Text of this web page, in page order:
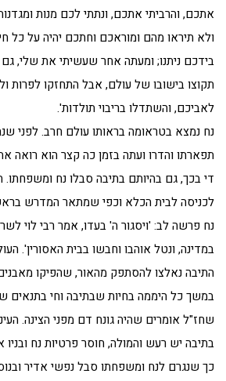
אתכם, והרביתי אתכם, ונתתי לכם מנות
ולא תיראו מהם ומוראכם וחתכם יהיה על כל
בידכם ניתנו; ומעתה אחר שעשיתי את שלי,
תקוצו בישובו של עולם, אבל התחזקו לפרות
לאביכם, והשתדלו בריבוי תולדות'.
נח נמצא בטראומה בראותו עולם חרב. לפני
תפארתו והדרו ועתה בזמן כה קצר הוא רואה
די בכך, גם בהיותם בתיבה סבלו נח ומשפחתו.
לכניסה לבית הכלא וכפי שמתאר המדרש
נח פרשה לב: 'ויסגור ה' בעדו, אמר רבי לוי
במדינה, ונטל אוהבו וחבשו בבית האסורין'.
התיבה נאלצו להסתפק מהאור, שהפיקו
במשך כל היממה בחיות שבתיבה וחי בתנאים
שחז"ל אומרים שהיה גונח דם מפני הצינה.
בתיבה יש רעש והמולה, חוסר פרטיות נח
כך שנגרם לנח ומשפחתו סבל נפשי אדיר